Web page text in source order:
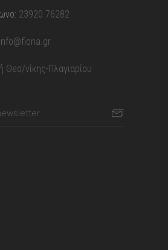
23920 76282
info@fiona.gr
Θεσ/νίκης-Πλαγιαρίου